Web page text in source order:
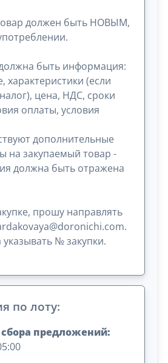
должен быть НОВЫМ,
быть информация:
характеристики (если
цена, НДС, сроки
оплаты, условия
дополнительные
на закупаемый товар -
должна быть отражена
прошу направлять
№ закупки.
по лоту:
предложений: